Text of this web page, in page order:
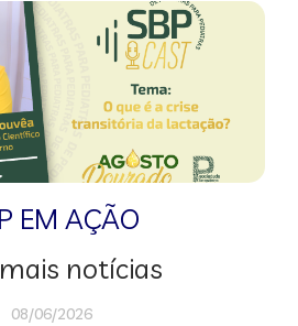
EM AÇÃO
notícias
08/06/2026